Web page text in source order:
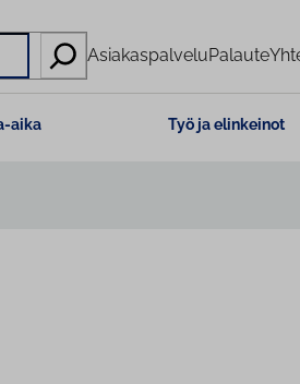
AsiakaspalveluPalaute
aika Työ ja elinkeinot